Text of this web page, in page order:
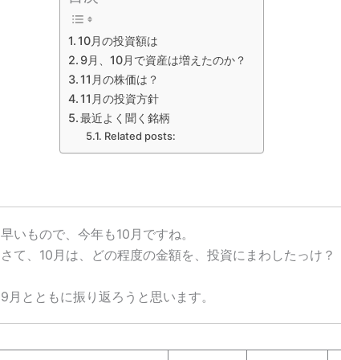
10月の投資額は
9月、10月で資産は増えたのか？
11月の株価は？
11月の投資方針
最近よく聞く銘柄
Related posts:
早いもので、今年も10月ですね。
さて、10月は、どの程度の金額を、投資にまわしたっけ
9月とともに振り返ろうと思います。